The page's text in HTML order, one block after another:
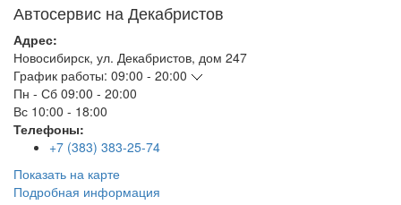
Автосервис на Декабристов
Адрес:
Новосибирск, ул. Декабристов, дом 247
График работы: 09:00 - 20:00
Пн - Сб 09:00 - 20:00
Вс 10:00 - 18:00
Телефоны:
+7 (383) 383-25-74
Показать на карте
Подробная информация